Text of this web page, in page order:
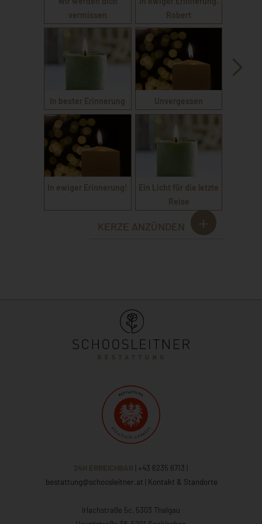
vermissen
Robert
In bester Erinnerung Unvergessen
In ewiger Erinnerung!
Ein Licht für die letzte
Reise
KERZE ANZÜNDEN
24H ERREICHBAR | +43 6235 6713
bestattung@schoosleitner.at
Kontakt & Standorte
Irlachstraße 5c, 5303 Thalgau